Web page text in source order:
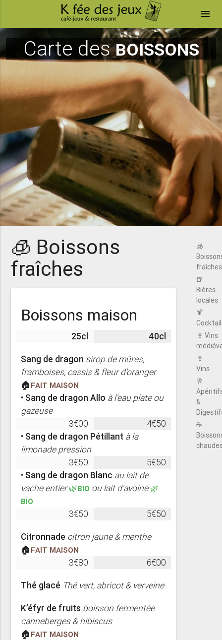
menu
Carte desboissons
🧊 Boissons
fraîches
Boissons maison
25cl 40cl
Sang de dragon sirop de mûres,
framboises, cassis & fleur d'oranger
🏠Fait maison
• Sang de dragon Allo à l'eau plate ou
gazeuse
3€00
4€50
• Sang de dragon Pétillant à la
limonade pression
3€50
5€50
• Sang de dragon Blanc au lait de
vache entier🌿BIO ou lait d'avoine🌿
BIO
3€50
5€50
Citronnade citron jaune & menthe
🏠Fait maison
3€80
6€00
Thé glacé Thé vert, abricot & verveine
K’éfyr de fruits boisson fermentée
canneberges & hibiscus
🏠Fait maison
🧊
fraîches
🍺
Bières
locales
🍹
🍷 Vins
🍷
Vins
🥂
&
☕️